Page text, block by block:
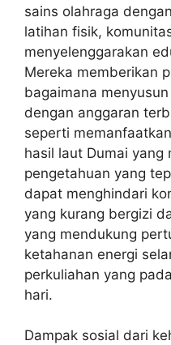
sains olahraga
latihan fisik,
menyelenggarakan
Mereka memberikan
bagaimana
dengan anggaran
seperti
hasil laut Dumai yang
pengetahuan yang
dapat menghindari
yang kurang bergizi
yang mendukung
ketahanan energi
perkuliahan yang
hari.
Dampak sosial dari